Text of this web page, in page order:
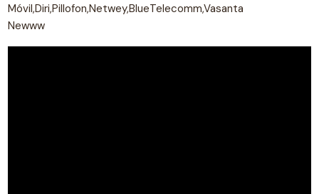
Móvil,Diri,Pillofon,Netwey,BlueTelecomm,Vasanta
Newww